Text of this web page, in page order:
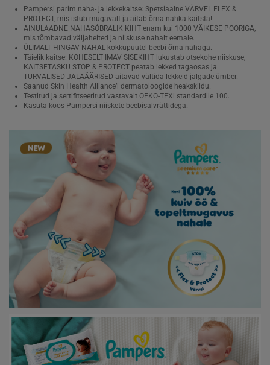
Pampersi parim naha- ja lekkekaitse: Spetsiaalne VÄRVEL FLEX &
PROTECT, mis istub mugavalt ja aitab õrna nahka kaitsta!
AINULAADNE NAHASÕBRALIK KIHT enam kui 1000 VÄIKESE POORIGA,
mis tõmbavad väljaheited ja niiskuse nahalt eemale.
ÜLIMALT HINGAV NAHAL kokkupuutel beebi õrna nahaga.
Täielik kaitse: KOHESELT IMAV SISEKIHT lukustab otsekohe niiskuse,
KAITSETASKU STOP & PROTECT peatab lekked tagaosas ja
TURVALISED JALAÄÄRISED aitavad vältida lekkeid jalgade ümber.
Saanud Skin Health Alliance’i dermatoloogide heakskiidu.
Testitud ja sertifitseeritud vastavalt OEKO-TEXi standardile 100.
Kasuta koos Pampersi niiskete beebisalvrättidega.